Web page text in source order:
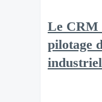
Le CRM
pilotage